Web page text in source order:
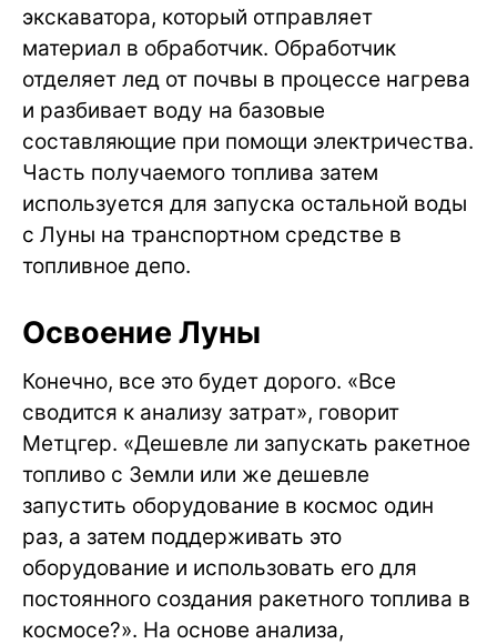
экскаватора, который отправляет
материал в обработчик. Обработчик
отделяет лед от почвы в процессе нагрева
и разбивает воду на базовые
составляющие при помощи электричества.
Часть получаемого топлива затем
используется для запуска остальной воды
с Луны на транспортном средстве в
топливное депо.
Освоение Луны
Конечно, все это будет дорого. «Все
сводится к анализу затрат», говорит
Метцгер. «Дешевле ли запускать ракетное
топливо с Земли или же дешевле
запустить оборудование в космос один
раз, а затем поддерживать это
оборудование и использовать его для
постоянного создания ракетного топлива в
космосе?». На основе анализа,